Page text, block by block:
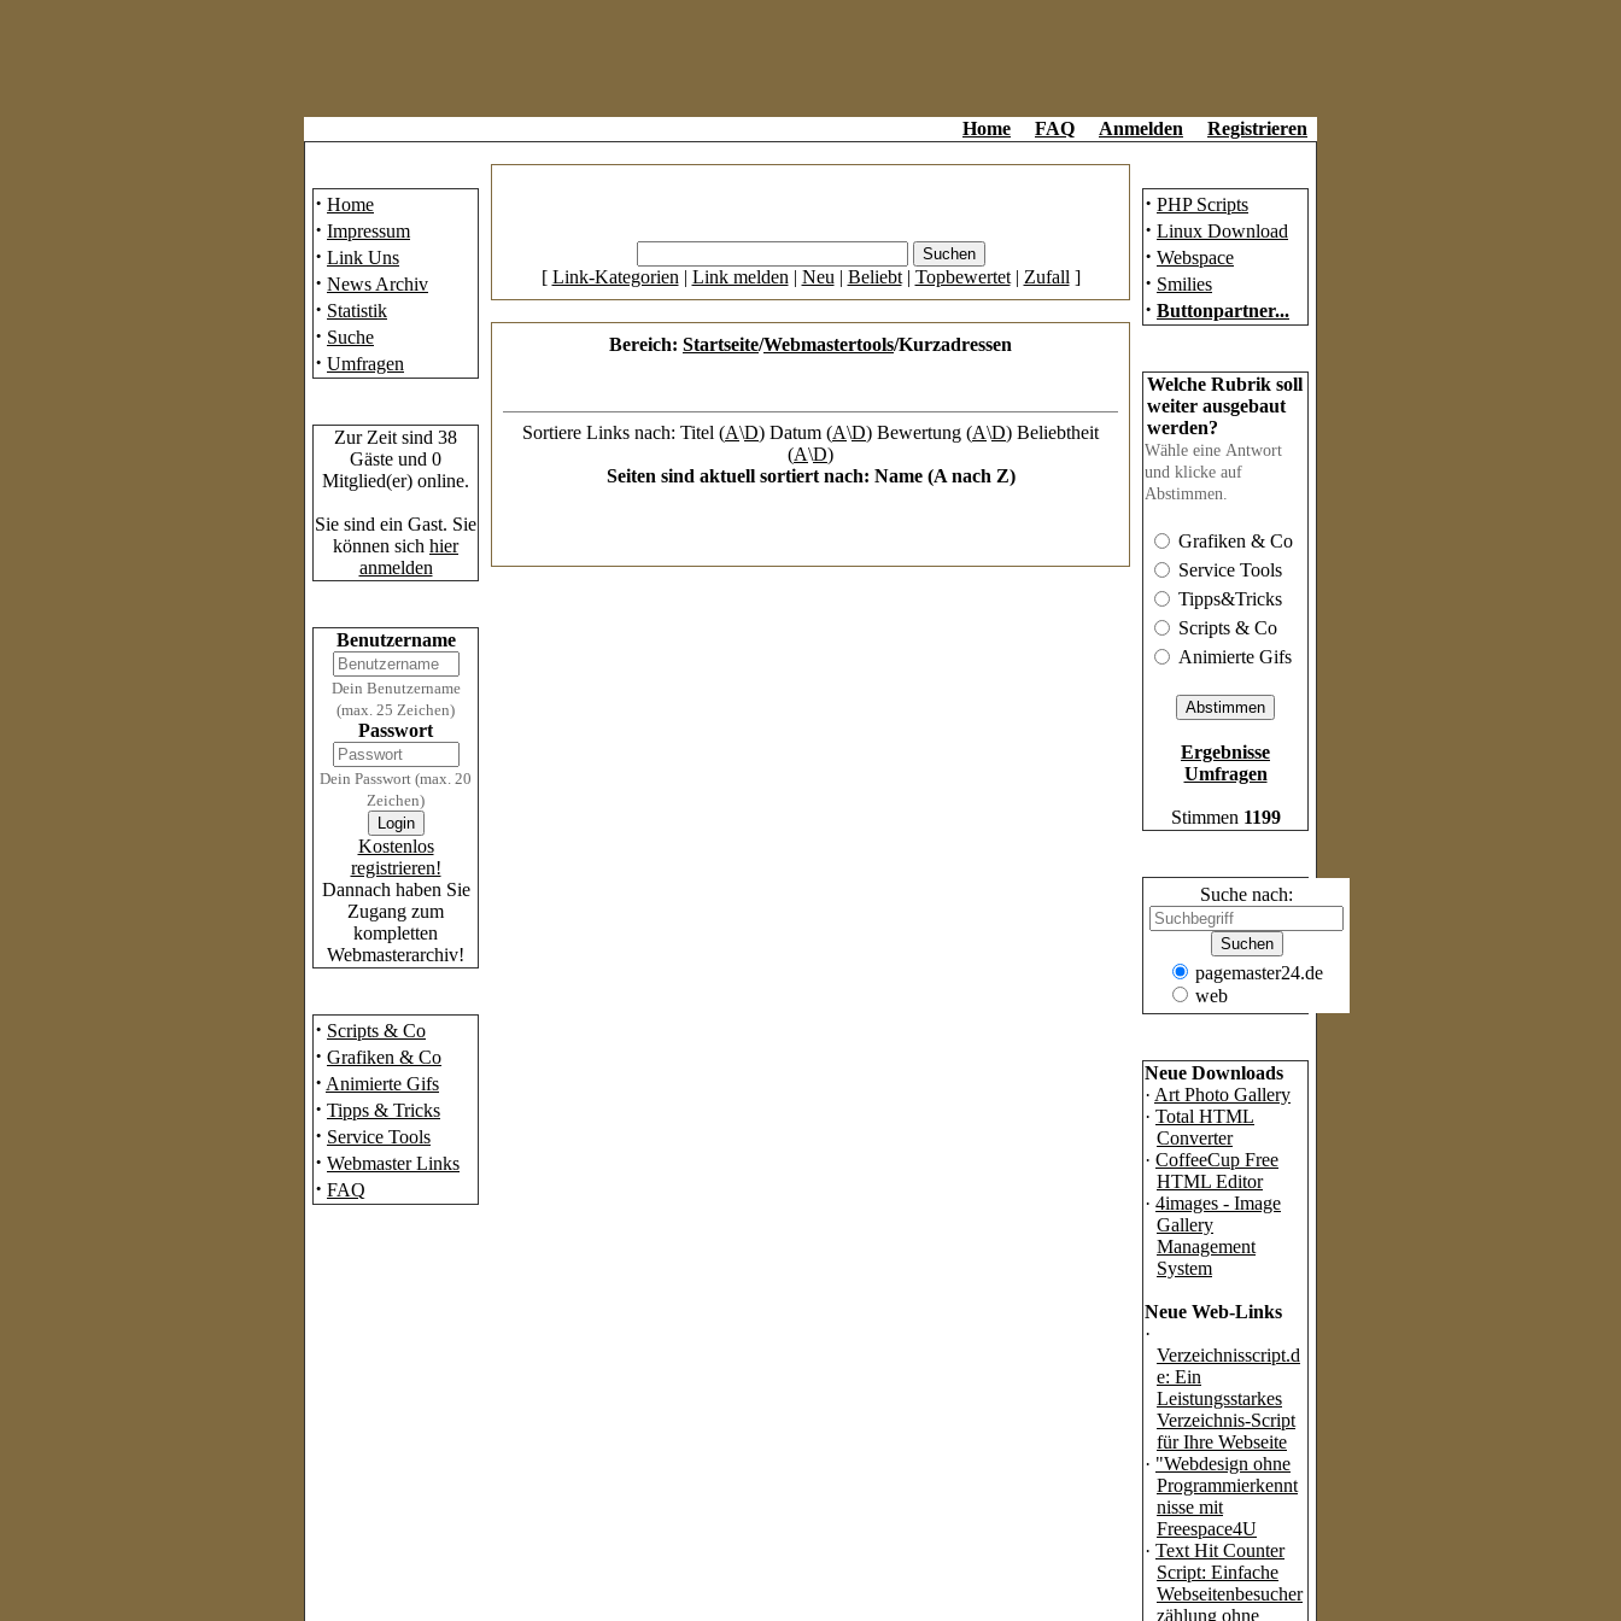
Home FAQ Anmelden Registrieren
· Home
· Impressum
· Link Uns
· News Archiv
· Statistik
· Suche
· Umfragen
Zur Zeit sind 38
Gäste und 0
Mitglied(er) online.
Sie sind ein Gast. Sie
können sich hier
anmelden
Benutzername
Dein Benutzername
(max. 25 Zeichen)
Passwort
Dein Passwort (max. 20
Zeichen)
Kostenlos
registrieren!
Dannach haben Sie
Zugang zum
kompletten
Webmasterarchiv!
· Scripts & Co
· Grafiken & Co
· Animierte Gifs
· Tipps & Tricks
· Service Tools
· Webmaster Links
· FAQ
[ Link-Kategorien | Link melden | Neu | Beliebt| Topbewertet| Zufall ]
Bereich: Startseite/Webmastertools/Kurzadressen
Sortiere Links nach: Titel (A\D) Datum (A\D) Bewertung (A\D) Beliebtheit
(A\D)
Seiten sind aktuell sortiert nach: Name (A nach Z)
· PHP Scripts
· Linux Download
· Webspace
· Smilies
· Buttonpartner...
Welche Rubrik soll
weiter ausgebaut
werden?
Wähle eine Antwort
und klicke auf
Abstimmen.
Grafiken & Co
Service Tools
Tipps&Tricks
Scripts & Co
Animierte Gifs
Ergebnisse
Umfragen
Stimmen 1199
Suche nach:
pagemaster24.de
web
Neue Downloads
· Art Photo Gallery
· Total HTML
Converter
· CoffeeCup Free
HTML Editor
· 4images - Image
Gallery
Management
System
Neue Web-Links
·
Verzeichnisscript.d
e: Ein
Leistungsstarkes
Verzeichnis-Script
für Ihre Webseite
· "Webdesign ohne
Programmierkennt
nisse mit
Freespace4U
· Text Hit Counter
Script: Einfache
Webseitenbesucher
zählung ohne